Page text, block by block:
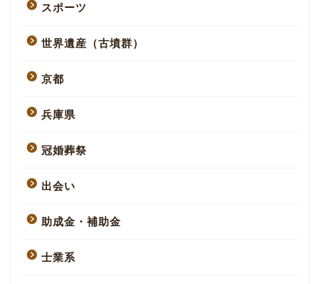
スポーツ
世界遺産（古墳群）
京都
兵庫県
冠婚葬祭
出会い
助成金・補助金
士業系